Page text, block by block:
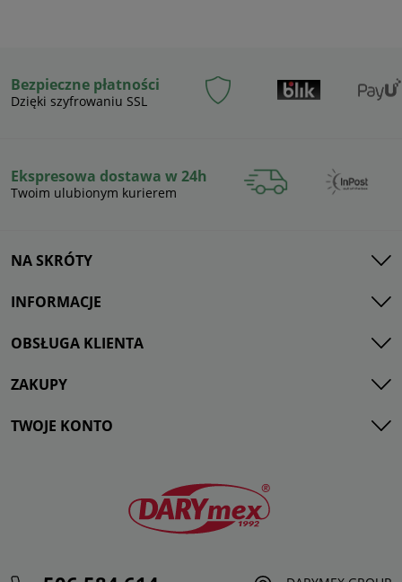
Bezpieczne płatności
Dzięki szyfrowaniu SSL
Ekspresowa dostawa w 24h
Twoim ulubionym kurierem
NA SKRÓTY
INFORMACJE
OBSŁUGA KLIENTA
ZAKUPY
TWOJE KONTO